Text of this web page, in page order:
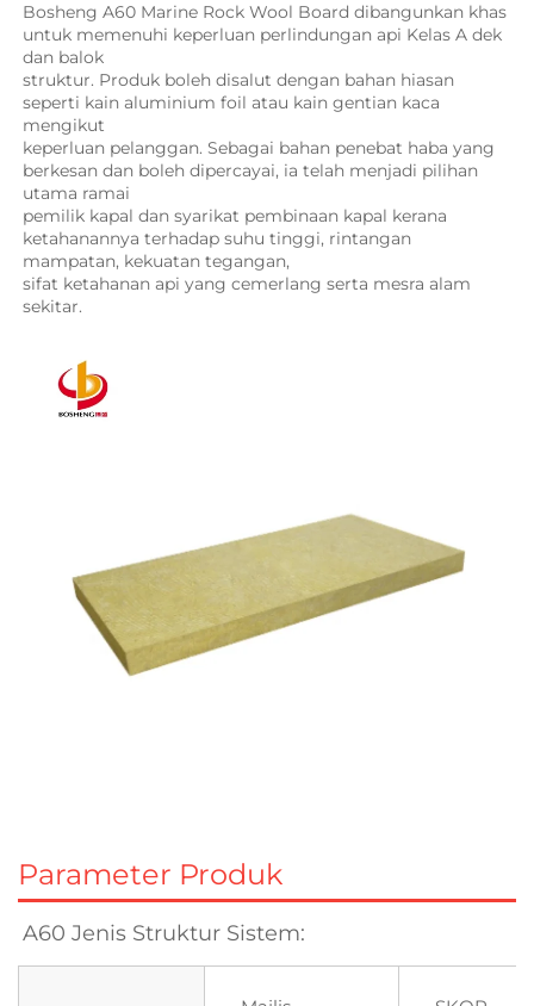
Bosheng A60 Marine Rock Wool Board dibangunkan khas
untuk memenuhi keperluan perlindungan api Kelas A dek
dan balok
struktur. Produk boleh disalut dengan bahan hiasan
seperti kain aluminium foil atau kain gentian kaca
mengikut
keperluan pelanggan. Sebagai bahan penebat haba yang
berkesan dan boleh dipercayai, ia telah menjadi pilihan
utama ramai
pemilik kapal dan syarikat pembinaan kapal kerana
ketahanannya terhadap suhu tinggi, rintangan
mampatan, kekuatan tegangan,
sifat ketahanan api yang cemerlang serta mesra alam
sekitar.
Parameter Produk
A60 Jenis Struktur Sistem: